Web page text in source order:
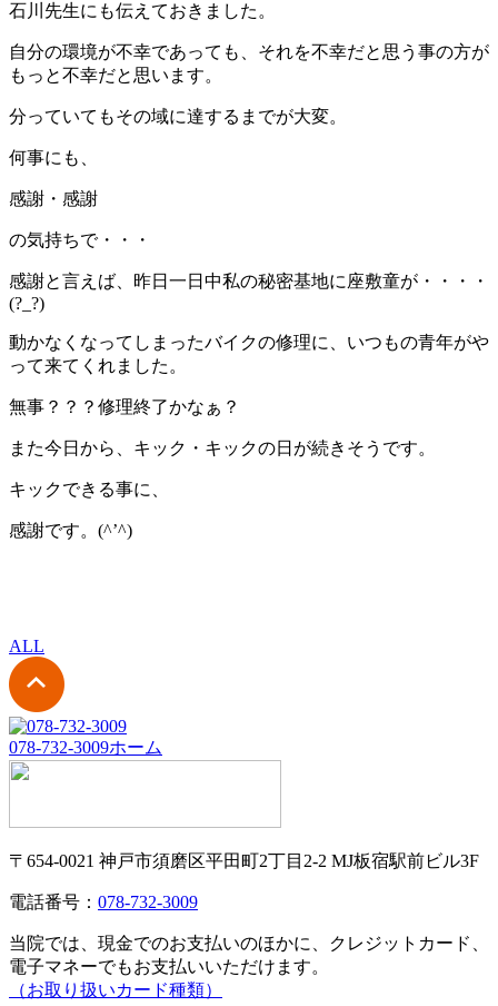
石川先生にも伝えておきました。
自分の環境が不幸であっても、それを不幸だと思う事の方が
もっと不幸だと思います。
分っていてもその域に達するまでが大変。
何事にも、
感謝・感謝
の気持ちで・・・
感謝と言えば、昨日一日中私の秘密基地に座敷童が・・・・
(?_?)
動かなくなってしまったバイクの修理に、いつもの青年がや
って来てくれました。
無事？？？修理終了かなぁ？
また今日から、キック・キックの日が続きそうです。
キックできる事に、
感謝です。(^’^)
ALL
078-732-3009ホーム
〒654-0021 神戸市須磨区平田町2丁目2-2 MJ板宿駅前ビル3F
電話番号： 078-732-3009
当院では、現金でのお支払いのほかに、クレジットカード、
電子マネーでもお支払いいただけます。
（お取り扱いカード種類）